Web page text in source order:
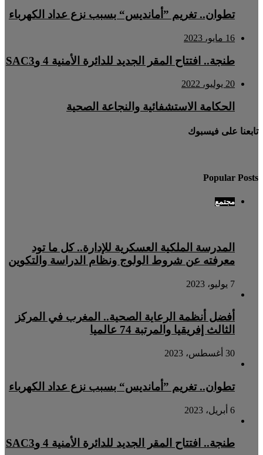
تطوان.. تغريم ”أمانديس“ بسبب نزع عداد الكهرباء
16 مايو، 2023
طنجة.. افتتاح المقر الجديد للدائرة الأمنية 4 وSAC3
20 يوليو، 2022
الحكامة الاستشفائية والنجاعة الصحية
تابعنا على فيسبوك
Popular Posts
مجتمع
المدرسة الملكية العسكرية للإدارة.. كل ما تود
معرفته عن شروط الولوج ونظام الدراسة والتكوين
7 يوليو، 2023
أفضل أنظمة الرعاية الصحية.. المغرب في المركز
الثالث إفريقيا والمرتبة 74 عالميا
30 أغسطس، 2023
تطوان.. تغريم ”أمانديس“ بسبب نزع عداد الكهرباء
6 أبريل، 2023
طنجة.. افتتاح المقر الجديد للدائرة الأمنية 4 وSAC3